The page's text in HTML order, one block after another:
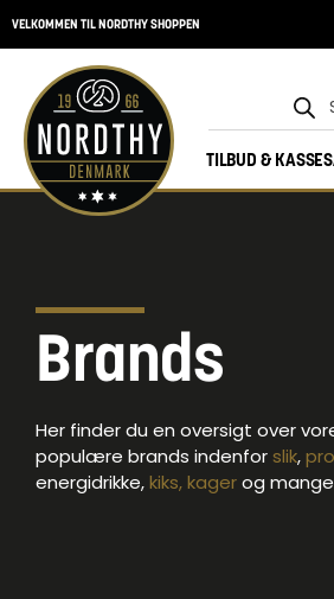
VELKOMMEN TIL NORDTHY SHOPPEN
TILBUD &
Brands
Her finder du en oversigt over
populære brands indenfor slik,
energidrikke,kiks, kagerog